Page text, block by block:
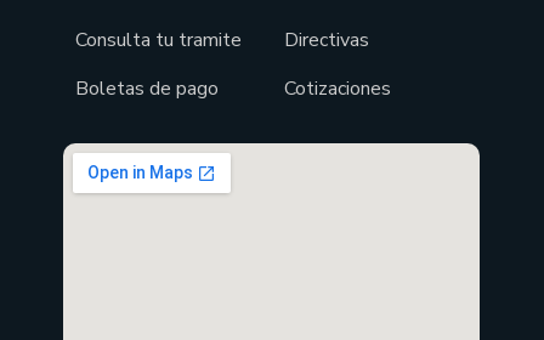
Consulta tu tramite
Boletas de pago
Directivas
Cotizaciones